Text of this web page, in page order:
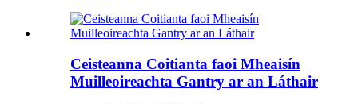
Ceisteanna Coitianta faoi Mheaisín
Muilleoireachta Gantry ar an Láthair